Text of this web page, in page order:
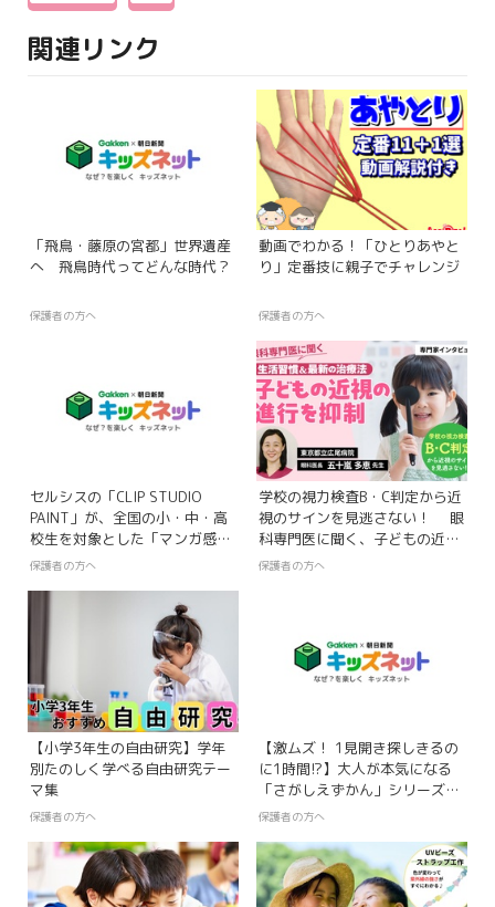
関連リンク
「飛鳥・藤原の宮都」世界遺産
へ 飛鳥時代ってどんな時代？
保護者の方へ
動画でわかる！「ひとりあやと
り」定番技に親子でチャレンジ
保護者の方へ
セルシスの「CLIP STUDIO
PAINT」が、全国の小・中・高
校生を対象とした「マンガ感想
文コンクール2026」に協賛
保護者の方へ
学校の視力検査B・C判定から近
視のサインを見逃さない！ 眼
科専門医に聞く、子どもの近視
の進行を抑制する生活習慣＆最
保護者の方へ
【小学3年生の自由研究】学年
別たのしく学べる自由研究テー
マ集
保護者の方へ
【激ムズ！ 1見開き探しきるの
に1時間!?】大人が本気になる
「さがしえずかん」シリーズ新
刊『ようかいさがしえずかん』
2026年7月1日（水）発売
保護者の方へ